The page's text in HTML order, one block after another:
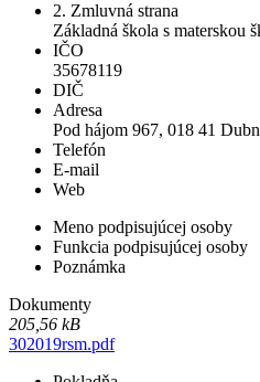
2. Zmluvná strana
Základná škola s materskou
IČO
35678119
DIČ
Adresa
Pod hájom 967, 018 41
Telefón
E-mail
Web
Meno podpisujúcej osoby
Funkcia podpisujúcej osoby
Poznámka
Dokumenty
205,56 kB
302019rsm.pdf